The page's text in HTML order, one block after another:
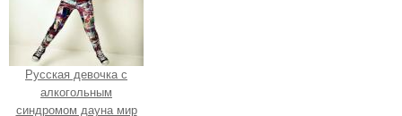
Русская девочка с
алкогольным
синдромом дауна мир